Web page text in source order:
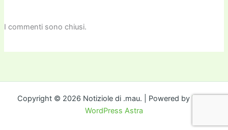
I commenti sono chiusi.
Copyright © 2026 Notiziole di .mau. | Powered by Tema
WordPress Astra